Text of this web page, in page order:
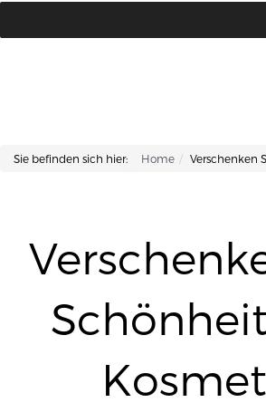
Sie befinden sich hier: Home Verschenken